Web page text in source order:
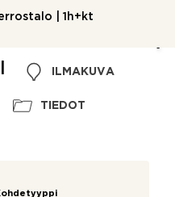
| 1h+kt
ILMAKUVA
TIEDOT